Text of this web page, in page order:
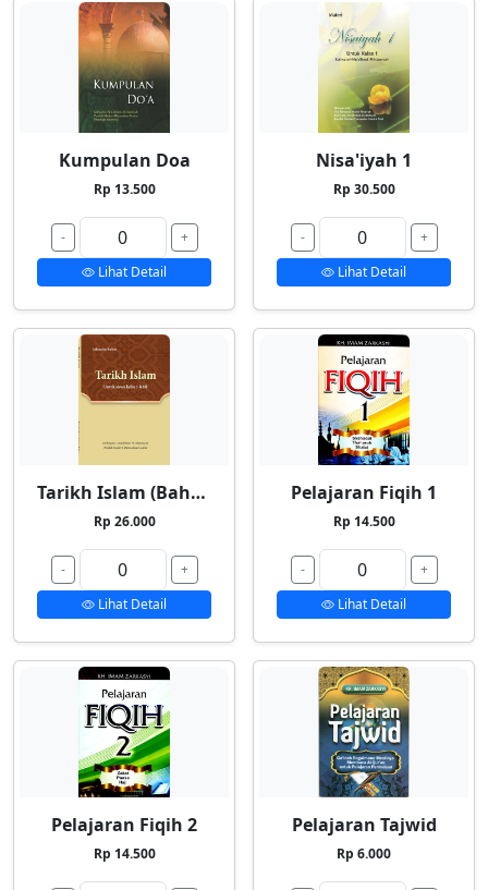
Kumpulan Doa
Rp 13.500
-
+
Lihat Detail
Nisa'iyah 1
Rp 30.500
-
+
Lihat Detail
Tarikh Islam (Bahasa Indonesia)
Rp 26.000
-
+
Lihat Detail
Pelajaran Fiqih 1
Rp 14.500
-
+
Lihat Detail
Pelajaran Fiqih 2
Rp 14.500
Pelajaran Tajwid
Rp 6.000